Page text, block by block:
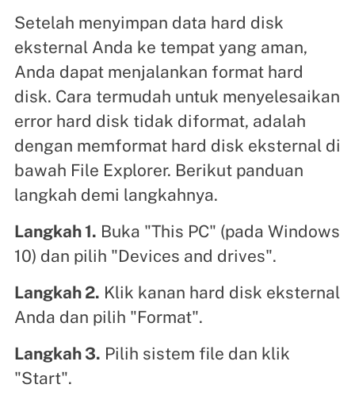
Setelah menyimpan data hard disk
eksternal Anda ke tempat yang aman,
Anda dapat menjalankan format hard
disk. Cara termudah untuk menyelesaikan
error hard disk tidak diformat, adalah
dengan memformat hard disk eksternal di
bawah File Explorer. Berikut panduan
langkah demi langkahnya.
Langkah 1. Buka "This PC" (pada Windows
10) dan pilih "Devices and drives".
Langkah 2. Klik kanan hard disk eksternal
Anda dan pilih "Format".
Langkah 3. Pilih sistem file dan klik
"Start".